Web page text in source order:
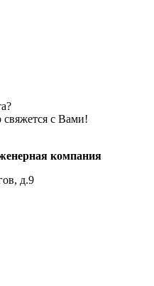
свяжется с Вами!
компания
д.9